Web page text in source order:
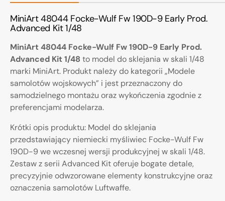
MiniArt 48044 Focke-Wulf Fw 190D-9 Early Prod.
Advanced Kit 1/48
MiniArt 48044 Focke-Wulf Fw 190D-9 Early Prod.
Advanced Kit 1/48 to model do sklejania w skali 1/48
marki MiniArt. Produkt należy do kategorii „Modele
samolotów wojskowych” i jest przeznaczony do
samodzielnego montażu oraz wykończenia zgodnie z
preferencjami modelarza.
Krótki opis produktu: Model do sklejania
przedstawiający niemiecki myśliwiec Focke-Wulf Fw
190D-9 we wczesnej wersji produkcyjnej w skali 1/48.
Zestaw z serii Advanced Kit oferuje bogate detale,
precyzyjnie odwzorowane elementy konstrukcyjne oraz
oznaczenia samolotów Luftwaffe.